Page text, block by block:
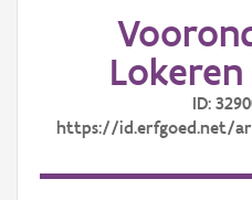
ID:
https://id.erfgoed.net/